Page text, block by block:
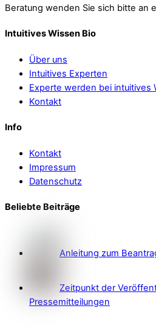
Beratung wenden Sie sich bitte an
Intuitives Wissen Bio
Über uns
Intuitives Experten
Experte werden bei intuitives
Kontakt
Info
Kontakt
Impressum
Datenschutz
Beliebte Beiträge
Anleitung zum
Zeitpunkt der
Pressemitteilungen